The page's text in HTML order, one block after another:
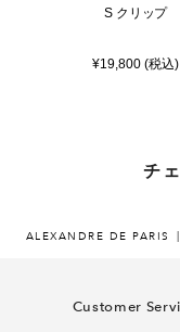
S クリップ
¥19,800 (税込)
チ
ALEXANDRE DE PARIS
Customer